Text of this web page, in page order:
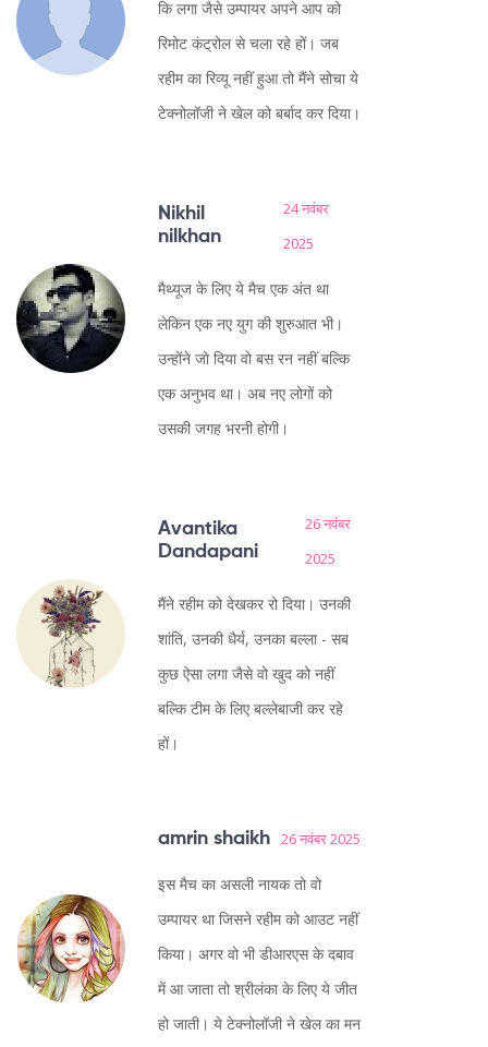
कि लगा जैसे उम्पायर अपने आप को
रिमोट कंट्रोल से चला रहे हों। जब
रहीम का रिव्यू नहीं हुआ तो मैंने सोचा ये
टेक्नोलॉजी ने खेल को बर्बाद कर दिया।
Nikhil
nilkhan
24 नवंबर
2025
मैथ्यूज के लिए ये मैच एक अंत था
लेकिन एक नए युग की शुरुआत भी।
उन्होंने जो दिया वो बस रन नहीं बल्कि
एक अनुभव था। अब नए लोगों को
उसकी जगह भरनी होगी।
Avantika
Dandapani
26 नवंबर
2025
मैंने रहीम को देखकर रो दिया। उनकी
शांति, उनकी धैर्य, उनका बल्ला - सब
कुछ ऐसा लगा जैसे वो खुद को नहीं
बल्कि टीम के लिए बल्लेबाजी कर रहे
हों।
amrin shaikh 26 नवंबर 2025
इस मैच का असली नायक तो वो
उम्पायर था जिसने रहीम को आउट नहीं
किया। अगर वो भी डीआरएस के दबाव
में आ जाता तो श्रीलंका के लिए ये जीत
हो जाती। ये टेक्नोलॉजी ने खेल का मन